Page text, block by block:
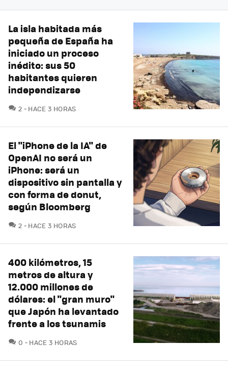
La isla habitada más
pequeña de España ha
iniciado un proceso
inédito: sus 50
habitantes quieren
independizarse
2 COMENTARIOS
HACE 3 HORAS
El "iPhone de la IA" de
OpenAI no será un
iPhone: será un
dispositivo sin pantalla y
con forma de donut,
según Bloomberg
2 COMENTARIOS
HACE 3 HORAS
400 kilómetros, 15
metros de altura y
12.000 millones de
dólares: el "gran muro"
que Japón ha levantado
frente a los tsunamis
0 COMENTARIOS
HACE 3 HORAS